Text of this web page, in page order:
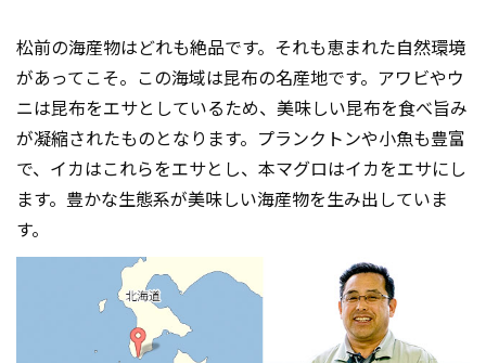
松前の海産物はどれも絶品です。それも恵まれた自然環境
があってこそ。この海域は昆布の名産地です。アワビやウ
ニは昆布をエサとしているため、美味しい昆布を食べ旨み
が凝縮されたものとなります。プランクトンや小魚も豊富
で、イカはこれらをエサとし、本マグロはイカをエサにし
ます。豊かな生態系が美味しい海産物を生み出していま
す。